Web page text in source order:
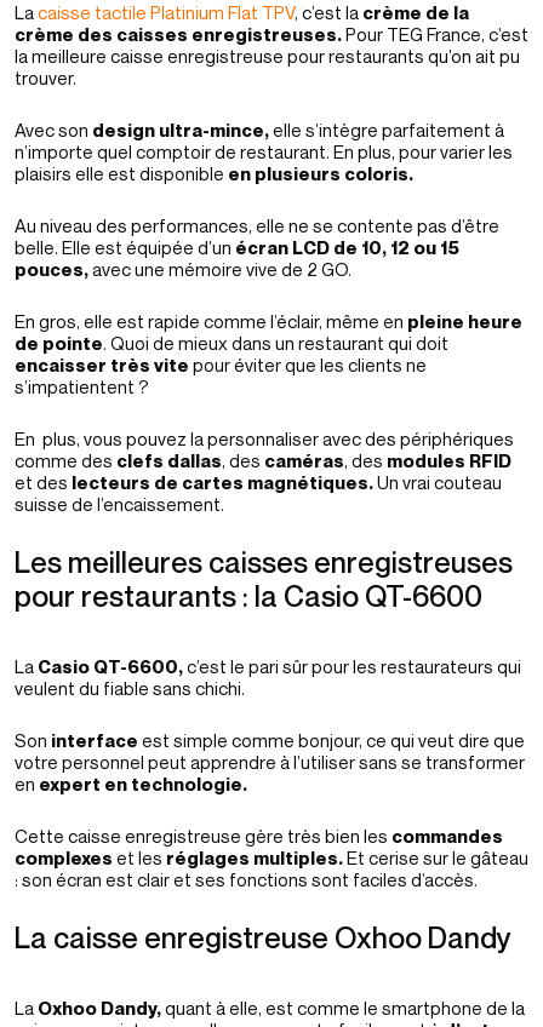
Lacaisse tactile Platinium Flat TPV, c’est la crème de la
crème des caisses enregistreuses.Pour TEG France, c’est
la meilleure caisse enregistreuse pour restaurants qu’on ait pu
trouver.
Avec son design ultra-mince,elle s’intègre parfaitement à
n’importe quel comptoir de restaurant. En plus, pour varier les
plaisirs elle est disponible en plusieurs coloris.
Au niveau des performances, elle ne se contente pas d’être
belle. Elle est équipée d’un écran LCD de 10, 12 ou 15
pouces,avec une mémoire vive de 2 GO.
En gros, elle est rapide comme l’éclair, même en pleine heure
de pointe. Quoi de mieux dans un restaurant qui doit
encaisser très vite pour éviter que les clients ne
s’impatientent ?
En plus, vous pouvez la personnaliser avec des périphériques
comme des clefs dallas, des caméras, des modules RFID
et des lecteurs de cartes magnétiques.Un vrai couteau
suisse de l’encaissement.
Les meilleures caisses enregistreuses
pour restaurants : la Casio QT-6600
La Casio QT-6600,c’est le pari sûr pour les restaurateurs qui
veulent du fiable sans chichi.
Son interface est simple comme bonjour, ce qui veut dire que
votre personnel peut apprendre à l’utiliser sans se transformer
en expert en technologie.
Cette caisse enregistreuse gère très bien les commandes
complexes et les réglages multiples.Et cerise sur le gâteau
: son écran est clair et ses fonctions sont faciles d’accès.
La caisse enregistreuse Oxhoo Dandy
La Oxhoo Dandy,quant à elle, est comme le smartphone de la